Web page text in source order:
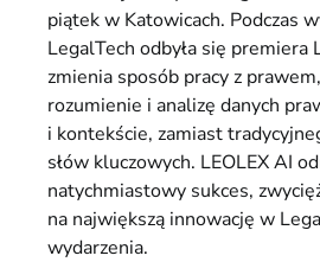
piątek w Katowicach. Podczas
LegalTech odbyła się premiera
zmienia sposób pracy z
rozumienie i analizę danych
i kontekście, zamiast
słów kluczowych. LEOLEX AI
natychmiastowy sukces,
na największą innowację w
wydarzenia.